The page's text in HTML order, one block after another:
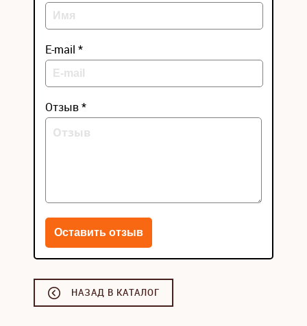
E-mail *
Отзыв *
НАЗАД В КАТАЛОГ